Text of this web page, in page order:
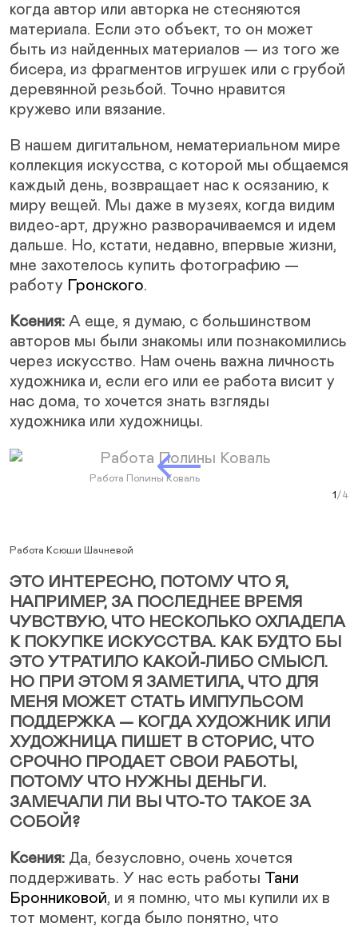
когда автор или авторка не стесняются
материала. Если это объект, то он может
быть из найденных материалов — из того же
бисера, из фрагментов игрушек или с грубой
деревянной резьбой. Точно нравится
кружево или вязание.
В нашем дигитальном, нематериальном мире
коллекция искусства, с которой мы общаемся
каждый день, возвращает нас к осязанию, к
миру вещей. Мы даже в музеях, когда видим
видео-арт, дружно разворачиваемся и идем
дальше. Но, кстати, недавно, впервые жизни,
мне захотелось купить фотографию —
работу Гронского.
Ксения: А еще, я думаю, с большинством
авторов мы были знакомы или познакомились
через искусство. Нам очень важна личность
художника и, если его или ее работа висит у
нас дома, то хочется знать взгляды
художника или художницы.
Next Slide
Работа Полины Коваль
Работа Ксюши Шачневой
ЭТО ИНТЕРЕСНО, ПОТОМУ ЧТО Я,
НАПРИМЕР, ЗА ПОСЛЕДНЕЕ ВРЕМЯ
ЧУВСТВУЮ, ЧТО НЕСКОЛЬКО ОХЛАДЕЛА
К ПОКУПКЕ ИСКУССТВА. КАК БУДТО БЫ
ЭТО УТРАТИЛО КАКОЙ-ЛИБО СМЫСЛ.
НО ПРИ ЭТОМ Я ЗАМЕТИЛА, ЧТО ДЛЯ
МЕНЯ МОЖЕТ СТАТЬ ИМПУЛЬСОМ
ПОДДЕРЖКА — КОГДА ХУДОЖНИК ИЛИ
ХУДОЖНИЦА ПИШЕТ В СТОРИС, ЧТО
СРОЧНО ПРОДАЕТ СВОИ РАБОТЫ,
ПОТОМУ ЧТО НУЖНЫ ДЕНЬГИ.
ЗАМЕЧАЛИ ЛИ ВЫ ЧТО-ТО ТАКОЕ ЗА
СОБОЙ?
Ксения: Да, безусловно, очень хочется
поддерживать. У нас есть работы Тани
Бронниковой, и я помню, что мы купили их в
тот момент, когда было понятно, что